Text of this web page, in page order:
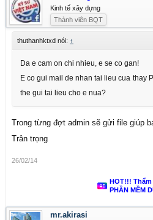
Kinh tế xây dựng
Thành viên BQT
thuthanhktxd nói: ↑
Da e cam on chi nhieu, e se co gan!
E co gui mail de nhan tai lieu cua thay
the gui tai lieu cho e nua?
Trong từng đợt admin sẽ gửi file giúp
Trân trọng
26/02/14
HOT!!!
PHẦN MỀM
mr.akirasi